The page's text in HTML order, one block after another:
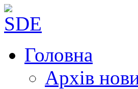
Головна
Архів